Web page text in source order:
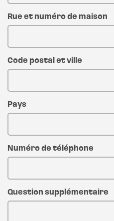
Rue et numéro de maison
Code postal et ville
Pays
Numéro de téléphone
Question supplémentaire